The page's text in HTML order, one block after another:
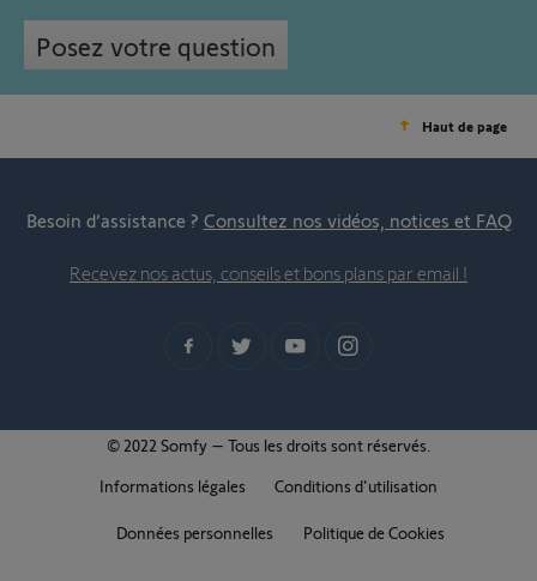
Posez votre question
Haut de page
Besoin d’assistance ? Consultez nos vidéos, notices et FAQ
Recevez nos actus, conseils et bons plans par email !
© 2022 Somfy – Tous les droits sont réservés.
Informations légales
Conditions d'utilisation
Données personnelles Politique de Cookies